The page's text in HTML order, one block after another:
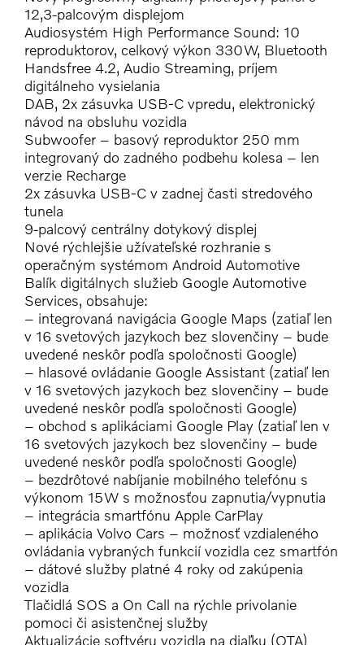
12,3-palcovým displejom
Audiosystém High Performance Sound: 10
reproduktorov, celkový výkon 330W, Bluetooth
Handsfree 4.2, Audio Streaming, príjem
digitálneho vysielania
DAB, 2x zásuvka USB-C vpredu, elektronický
návod na obsluhu vozidla
Subwoofer – basový reproduktor 250 mm
integrovaný do zadného podbehu kolesa – len
verzie Recharge
2x zásuvka USB-C v zadnej časti stredového
tunela
9-palcový centrálny dotykový displej
Nové rýchlejšie užívateľské rozhranie s
operačným systémom Android Automotive
Balík digitálnych služieb Google Automotive
Services, obsahuje:
– integrovaná navigácia Google Maps (zatiaľ len
v 16 svetových jazykoch bez slovenčiny – bude
uvedené neskôr podľa spoločnosti Google)
– hlasové ovládanie Google Assistant (zatiaľ len
v 16 svetových jazykoch bez slovenčiny – bude
uvedené neskôr podľa spoločnosti Google)
– obchod s aplikáciami Google Play (zatiaľ len v
16 svetových jazykoch bez slovenčiny – bude
uvedené neskôr podľa spoločnosti Google)
– bezdrôtové nabíjanie mobilného telefónu s
výkonom 15W s možnosťou zapnutia/vypnutia
– integrácia smartfónu Apple CarPlay
– aplikácia Volvo Cars – možnosť vzdialeného
ovládania vybraných funkcií vozidla cez smartfón
– dátové služby platné 4 roky od zakúpenia
vozidla
Tlačidlá SOS a On Call na rýchle privolanie
pomoci či asistenčnej služby
Aktualizácie softvéru vozidla na diaľku (OTA)